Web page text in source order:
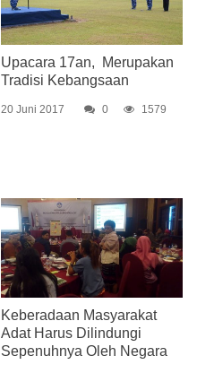
Upacara 17an, Merupakan
Tradisi Kebangsaan
20 Juni 2017 0 1579
Keberadaan Masyarakat
Adat Harus Dilindungi
Sepenuhnya Oleh Negara